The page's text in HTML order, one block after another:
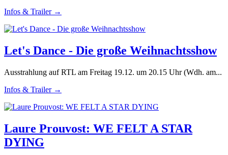
Infos & Trailer →
Let's Dance - Die große Weihnachtsshow
Ausstrahlung auf RTL am Freitag 19.12. um 20.15 Uhr (Wdh. am...
Infos & Trailer →
Laure Prouvost: WE FELT A STAR
DYING